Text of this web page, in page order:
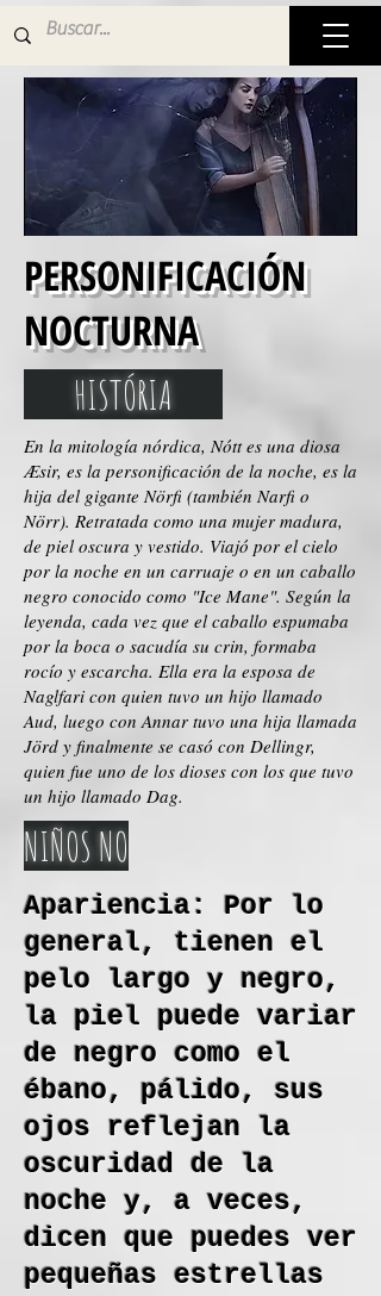
PERSONIFICACIÓN
NOCTURNA
HISTÓRIA
En la mitología nórdica, Nótt es una diosa
Æsir, es la personificación de la noche, es la
hija del gigante Nörfi (también Narfi o
Nörr). Retratada como una mujer madura,
de piel oscura y vestido. Viajó por el cielo
por la noche en un carruaje o en un caballo
negro conocido como "Ice Mane". Según la
leyenda, cada vez que el caballo espumaba
por la boca o sacudía su crin, formaba
rocío y escarcha. Ella era la esposa de
Naglfari con quien tuvo un hijo llamado
Aud, luego con Annar tuvo una hija llamada
Jörd y finalmente se casó con Dellingr,
quien fue uno de los dioses con los que tuvo
un hijo llamado Dag.
NIÑOS NO
Apariencia: Por lo
general, tienen el
pelo largo y negro,
la piel puede variar
de negro como el
ébano, pálido, sus
ojos reflejan la
oscuridad de la
noche y, a veces,
dicen que puedes ver
pequeñas estrellas